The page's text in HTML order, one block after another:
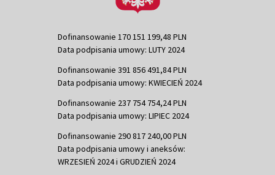
Dofinansowanie 170 151 199,48 PLN
Data podpisania umowy: LUTY 2024
Dofinansowanie 391 856 491,84 PLN
Data podpisania umowy: KWIECIEŃ 2024
Dofinansowanie 237 754 754,24 PLN
Data podpisania umowy: LIPIEC 2024
Dofinansowanie 290 817 240,00 PLN
Data podpisania umowy i aneksów:
WRZESIEŃ 2024 i GRUDZIEŃ 2024